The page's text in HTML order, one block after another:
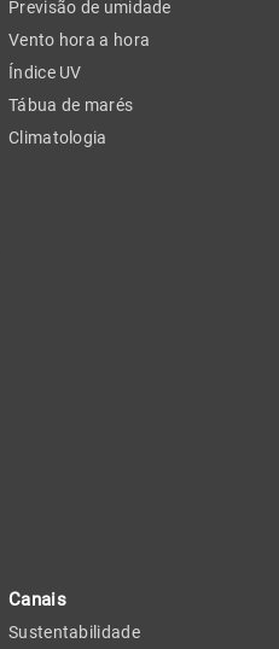
Previsão de umidade
Vento hora a hora
Índice UV
Tábua de marés
Climatologia
Canais
Sustentabilidade